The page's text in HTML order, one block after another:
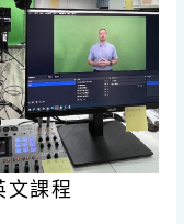
課程